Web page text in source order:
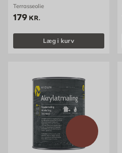
Terrasseolie
Pris 179 kr. /stk
179 KR.
Læg i kurv